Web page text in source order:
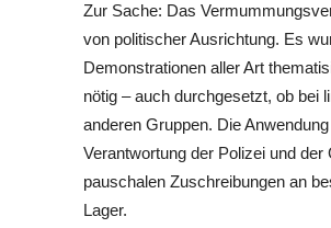
Zur Sache: Das
von politischer Ausrichtung. Es
Demonstrationen aller Art
nötig – auch durchgesetzt, ob bei
anderen Gruppen. Die
Verantwortung der Polizei und der
pauschalen Zuschreibungen an
Lager.